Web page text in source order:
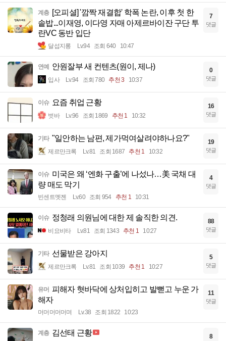
계층 [오피셜] '깜짝 재결합' 학폭 논란, 이후 첫 한
솥밥...이재영, 이다영 자매 아제르바이잔 구단 투
란VC 동반 입단
달섭지롱 Lv.94 조회 640 10:47
7
댓글
연예 안원잘부 새 컨텐츠(원이, 제나)
입사 Lv.94 조회 780 추천 3 10:37
0
댓글
이슈 요즘 취업 근황
벗바 Lv.96 조회 1869 추천 1 10:32
16
댓글
기타 "일안하는 남편, 제가먹여살려야하나요?"
제르만크록 Lv.81 조회 1687 추천 1 10:32
19
댓글
이슈 미국은 왜 ‘엔화 구출’에 나섰나…美 국채 대
량 매도 막기
빈센트멧젠 Lv.60 조회 954 추천 1 10:31
4
댓글
이슈 정청래 의원님에 대한 제 솔직한 의견.
비요비타 Lv.81 조회 1343 추천 1 10:27
88
댓글
기타 선물받은 강아지
제르만크록 Lv.81 조회 1039 추천 1 10:27
5
댓글
유머 피해자 혓바닥에 상처입히고 발뻗고 누운 가
해자
머머머머머며 Lv.38 조회 1822 10:23
11
댓글
계층 김선태 근황 8